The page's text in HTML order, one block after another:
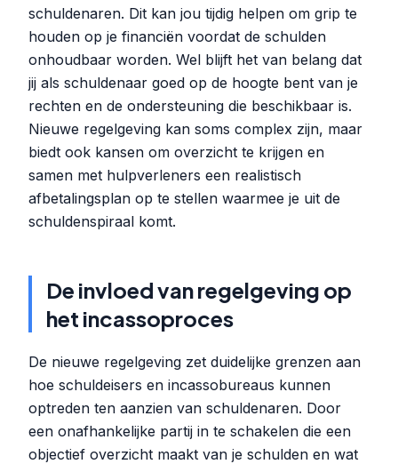
schuldenaren. Dit kan jou tijdig helpen om grip te
houden op je financiën voordat de schulden
onhoudbaar worden. Wel blijft het van belang dat
jij als schuldenaar goed op de hoogte bent van je
rechten en de ondersteuning die beschikbaar is.
Nieuwe regelgeving kan soms complex zijn, maar
biedt ook kansen om overzicht te krijgen en
samen met hulpverleners een realistisch
afbetalingsplan op te stellen waarmee je uit de
schuldenspiraal komt.
De invloed van regelgeving op
het incassoproces
De nieuwe regelgeving zet duidelijke grenzen aan
hoe schuldeisers en incassobureaus kunnen
optreden ten aanzien van schuldenaren. Door
een onafhankelijke partij in te schakelen die een
objectief overzicht maakt van je schulden en wat